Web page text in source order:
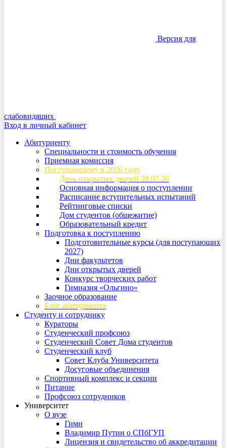
Версия для
слабовидящих
Вход в личный кабинет
Абитуриенту
Специальности и стоимость обучения
Приемная комиссия
Поступающему в 2026 году
День открытых дверей 28.07.26
Основная информация о поступлении
Расписание вступительных испытаний
Рейтинговые списки
Дом студентов (общежитие)
Образовательный кредит
Подготовка к поступлению
Подготовительные курсы (для поступающих
2027)
Дни факультетов
Дни открытых дверей
Конкурс творческих работ
Гимназия «Ольгино»
Заочное образование
Блог абитуриента
Студенту и сотруднику
Кураторы
Студенческий профсоюз
Студенческий Совет Дома студентов
Студенческий клуб
Совет Клуба Университета
Досуговые объединения
Спортивный комплекс и секции
Питание
Профсоюз сотрудников
Университет
О вузе
Гимн
Владимир Путин о СПбГУП
Лицензия и свидетельство об аккредитации